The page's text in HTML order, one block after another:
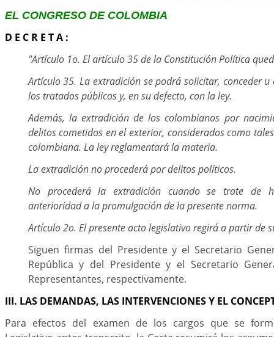
EL CONGRESO DE COLOMBIA
D E C R E T A :
"Artículo 1o. El artículo 35 de la Constitución Política
Artículo 35. La extradición se podrá solicitar, conceder
los tratados públicos y, en su defecto, con la ley.
Además, la extradición de los colombianos por
delitos cometidos en el exterior, considerados como
colombiana. La ley reglamentará la materia.
La extradición no procederá por delitos políticos.
No procederá la extradición cuando se trate de
anterioridad a la promulgación de la presente norma.
Artículo 2o. El presente acto legislativo regirá a partir de
Siguen firmas del Presidente y el Secretario
República y del Presidente y el Secretario
Representantes, respectivamente.
III. LAS DEMANDAS, LAS INTERVENCIONES Y EL
Para efectos del examen de los cargos que se